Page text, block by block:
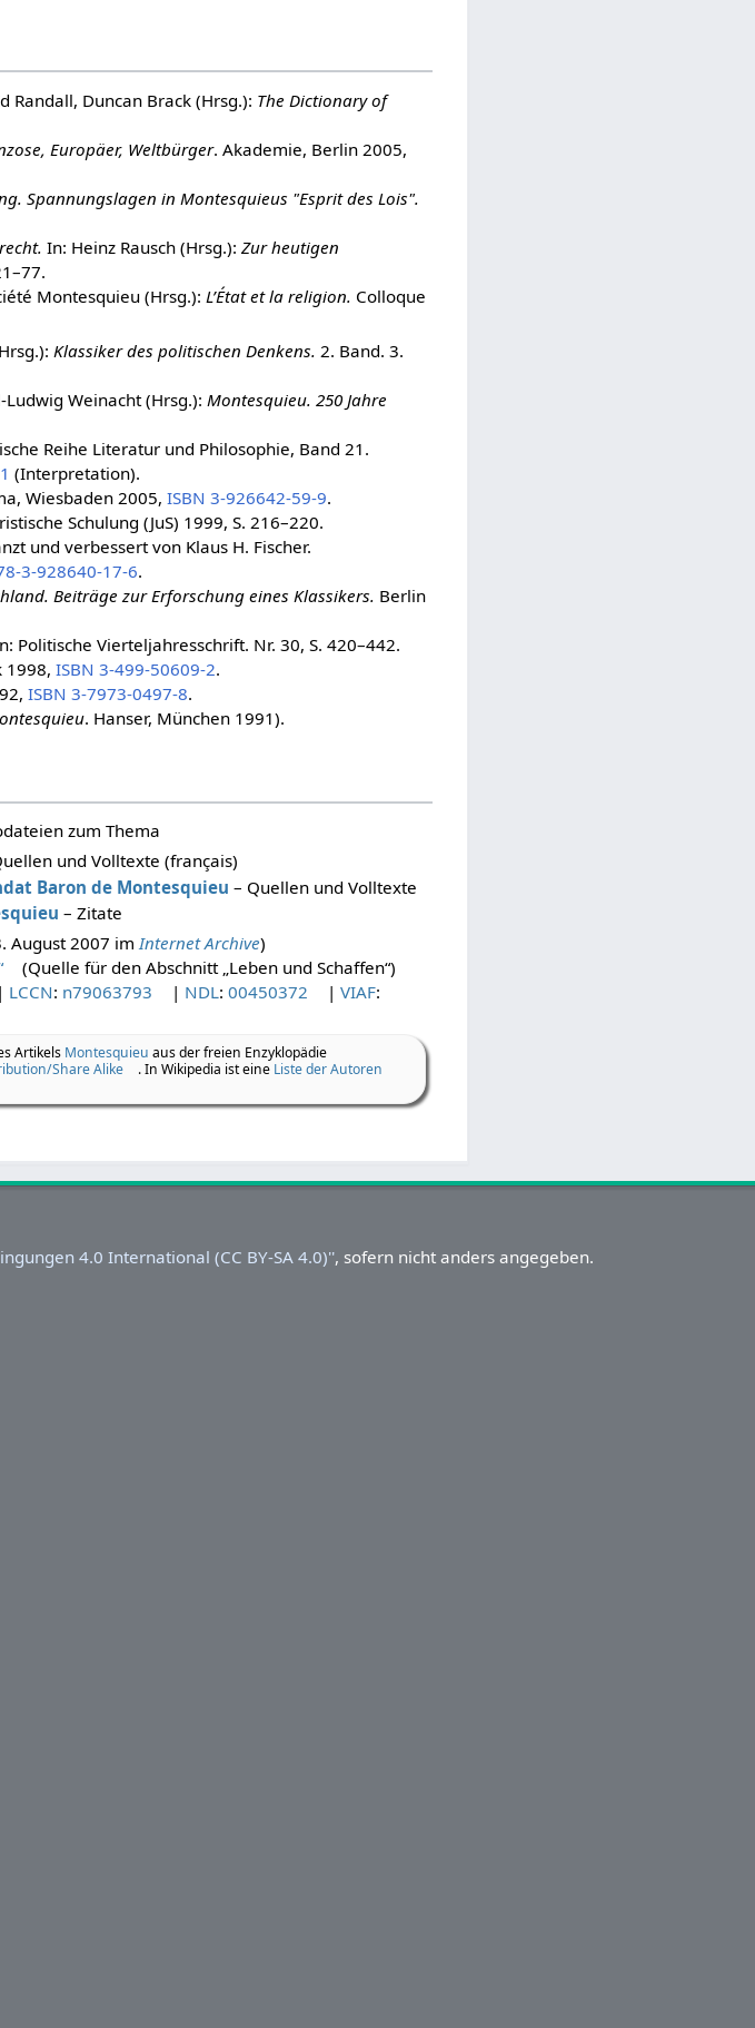
Randall, Duncan Brack (Hrsg.): The Dictionary of
Europäer, Weltbürger. Akademie, Berlin 2005,
Spannungslagen in Montesquieus "Esprit des Lois".
In: Heinz Rausch (Hrsg.): Zur heutigen
Montesquieu (Hrsg.): L’État et la religion. Colloque
Klassiker des politischen Denkens. 2. Band. 3.
Ludwig Weinacht (Hrsg.): Montesquieu. 250 Jahre
Reihe Literatur und Philosophie, Band 21.
(Interpretation).
Wiesbaden 2005, ISBN 3-926642-59-9.
Schulung (JuS) 1999, S. 216–220.
und verbessert von Klaus H. Fischer.
3-928640-17-6.
Beiträge zur Erforschung eines Klassikers. Berlin
Politische Vierteljahresschrift. Nr. 30, S. 420–442.
1998, ISBN 3-499-50609-2.
ISBN 3-7973-0497-8.
. Hanser, München 1991).
zum Thema
und Volltexte (français)
Baron de Montesquieu – Quellen und Volltexte
– Zitate
August 2007 im Internet Archive)
(Quelle für den Abschnitt „Leben und Schaffen“)
| LCCN: n79063793 | NDL:00450372 |VIAF:
Artikels Montesquieu aus der freien Enzyklopädie
Share Alike . In Wikipedia ist eine Liste der Autoren